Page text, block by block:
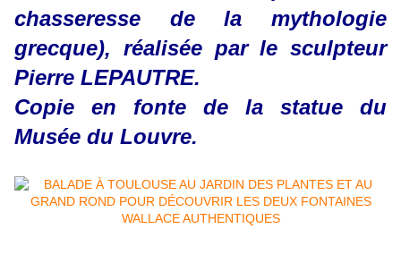
chasseresse de la mythologie
grecque), réalisée par le sculpteur
Pierre LEPAUTRE.
Copie en fonte de la statue du
Musée du Louvre.